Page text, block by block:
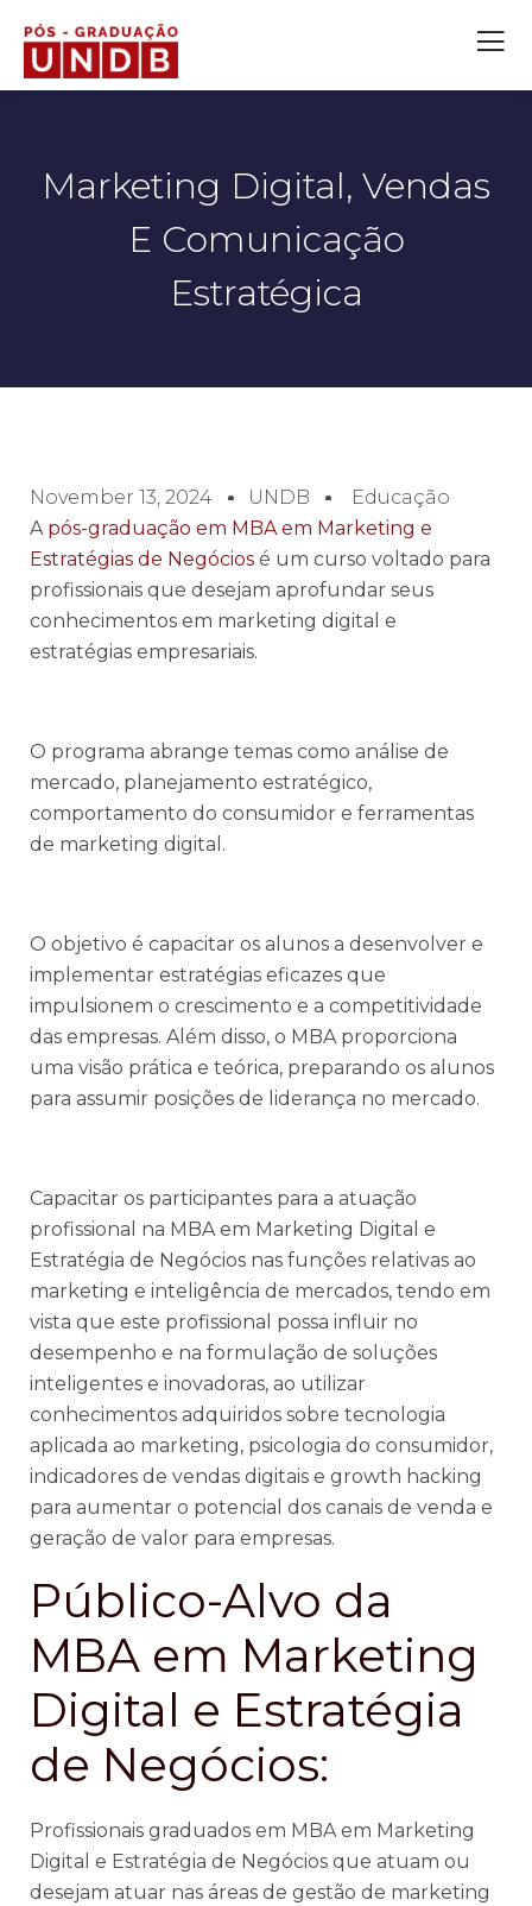
Marketing Digital, Vendas
E Comunicação
Estratégica
November 13, 2024 UNDB
Educação
A pós-graduação em MBA em Marketing e
Estratégias de Negócios é um curso voltado para
profissionais que desejam aprofundar seus
conhecimentos em marketing digital e
estratégias empresariais.
O programa abrange temas como análise de
mercado, planejamento estratégico,
comportamento do consumidor e ferramentas
de marketing digital.
O objetivo é capacitar os alunos a desenvolver e
implementar estratégias eficazes que
impulsionem o crescimento e a competitividade
das empresas. Além disso, o MBA proporciona
uma visão prática e teórica, preparando os alunos
para assumir posições de liderança no mercado.
Capacitar os participantes para a atuação
profissional na MBA em Marketing Digital e
Estratégia de Negócios nas funções relativas ao
marketing e inteligência de mercados, tendo em
vista que este profissional possa influir no
desempenho e na formulação de soluções
inteligentes e inovadoras, ao utilizar
conhecimentos adquiridos sobre tecnologia
aplicada ao marketing, psicologia do consumidor,
indicadores de vendas digitais e growth hacking
para aumentar o potencial dos canais de venda e
geração de valor para empresas.
Público-Alvo da
MBA em Marketing
Digital e Estratégia
de Negócios:
Profissionais graduados em MBA em Marketing
Digital e Estratégia de Negócios que atuam ou
desejam atuar nas áreas de gestão de marketing